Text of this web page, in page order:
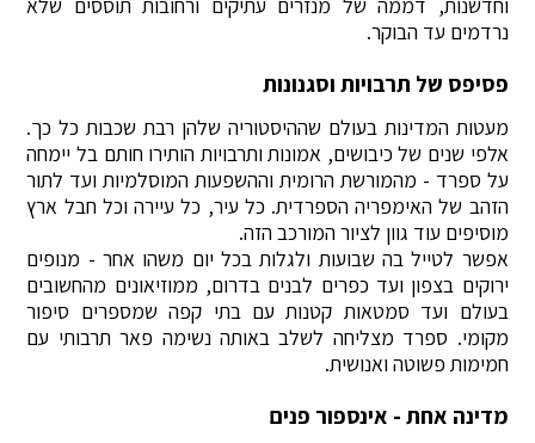
וחדשנות, דממה של מנזרים עתיקים ורחובות תוססים שלא
נרדמים עד הבוקר.
פסיפס של תרבויות וסגנונות
מעטות המדינות בעולם שההיסטוריה שלהן רבת שכבות כל כך.
אלפי שנים של כיבושים, אמונות ותרבויות הותירו חותם בל יימחה
על ספרד - מהמורשת הרומית וההשפעות המוסלמיות ועד לתור
הזהב של האימפריה הספרדית. כל עיר, כל עיירה וכל חבל ארץ
מוסיפים עוד גוון לציור המורכב הזה.
אפשר לטייל בה שבועות ולגלות בכל יום משהו אחר - מנופים
ירוקים בצפון ועד כפרים לבנים בדרום, ממוזיאונים מהחשובים
בעולם ועד סמטאות קטנות עם בתי קפה שמספרים סיפור
מקומי. ספרד מצליחה לשלב באותה נשימה פאר תרבותי עם
חמימות פשוטה ואנושית.
מדינה אחת - אינספור פנים